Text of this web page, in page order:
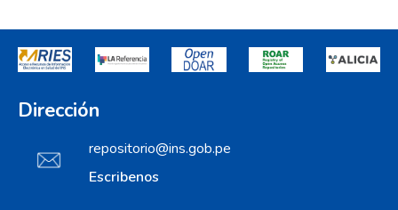
Dirección
repositorio@ins.gob.pe
Escribenos